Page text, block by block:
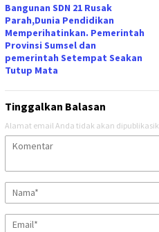
Bangunan SDN 21 Rusak
Parah,Dunia Pendidikan
Memperihatinkan. Pemerintah
Provinsi Sumsel dan
pemerintah Setempat Seakan
Tutup Mata
Tinggalkan Balasan
Alamat email Anda tidak akan